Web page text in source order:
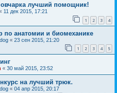
овчарка лучший помощник!
11 дек 2015, 17:21
1 2 3 4
по анатомии и биомеханике
« 23 сен 2015, 21:20
1 2 3 4 5
« 30 май 2015, 23:52
на лучший трюк.
« 04 апр 2015, 20:17